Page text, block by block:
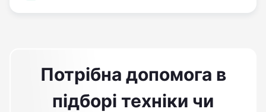
Потрібна допомога в
підборі техніки чи